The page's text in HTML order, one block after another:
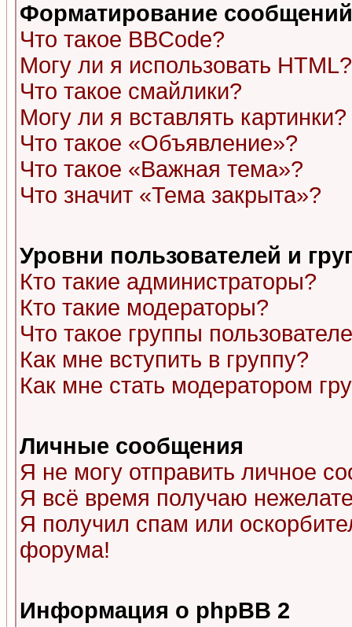
Форматирование
Что такое BBCode?
Могу ли я использовать HTML?
Что такое смайлики?
Могу ли я вставлять картинки?
Что такое «Объявление»?
Что такое «Важная тема»?
Что значит «Тема закрыта»?
Уровни пользователей и
Кто такие администраторы?
Кто такие модераторы?
Что такое группы
Как мне вступить в группу?
Как мне стать модератором
Личные сообщения
Я не могу отправить личное
Я всё время получаю
Я получил спам или
форума!
Информация о phpBB 2